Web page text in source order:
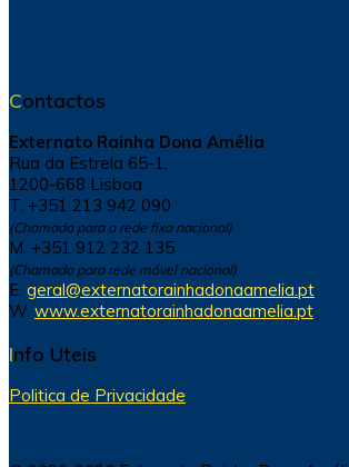
Contactos
Externato Rainha Dona Amélia
Rua da Estrela 65-1,
1200-668 Lisboa
T. +351 213 942 090
(Chamada para a rede fixa nacional)
M. +351 912 232 135
(Chamada para rede móvel nacional)
E. geral@externatorainhadonaamelia.pt
W. www.externatorainhadonaamelia.pt
Info Uteis
Politica de Privacidade